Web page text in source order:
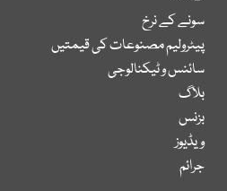
سونے کے نرخ
پیٹرولیم مصنوعات کی قیمتیں
سائنس و ٹیکنالوجی
بلاگ
بزنس
ویڈیوز
جرائم